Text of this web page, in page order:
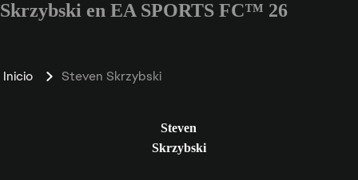
Skrzybski en EA SPORTS FC™ 26
Inicio Steven Skrzybski
Steven
Skrzybski